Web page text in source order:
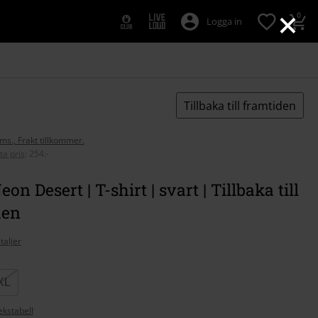
×
Logga in 0
Frakt tillkommer.
pris
254:-
Tillbaka till framtiden
Desert | T-shirt | svart | Tillbaka till